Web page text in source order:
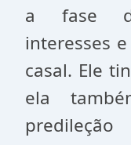
a fase
interesses
casal. Ele
ela